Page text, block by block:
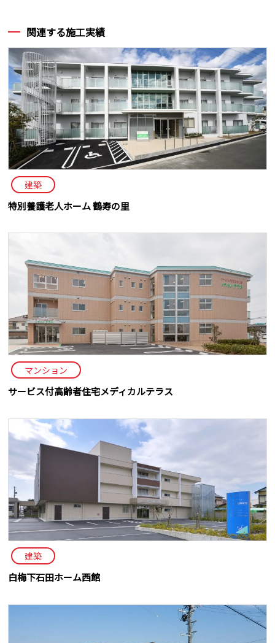
関連する施工実績
建築
特別養護老人ホーム 鶴寿の里
マンション
サービス付高齢者住宅メディカルテラス
建築
白梅下石田ホーム西館